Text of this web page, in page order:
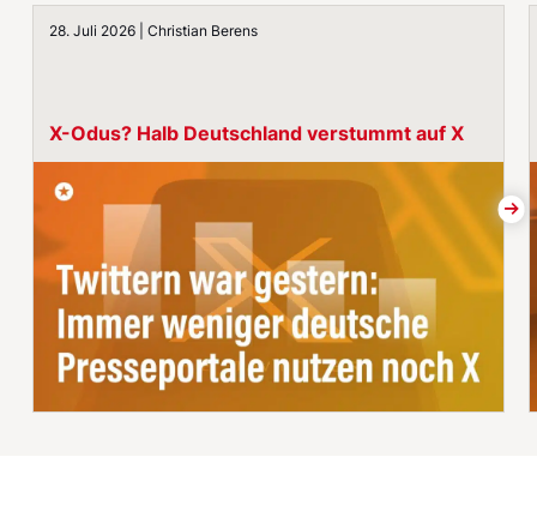
X-Odus? Halb Deutschland verstummt auf X
28. Juli 2026 | Christian Berens
X-Odus? Halb Deutschland verstummt auf X